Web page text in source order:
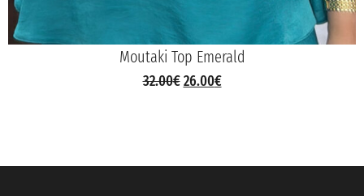
Moutaki Top Emerald
32.00€ 26.00€